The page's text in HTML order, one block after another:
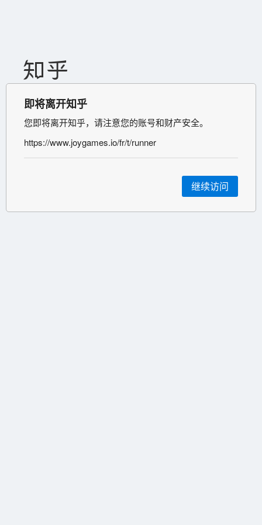
即将离开知乎
您即将离开知乎，请注意您的账号和财产安全。
https://www.joygames.io/fr/t/runner
继续访问